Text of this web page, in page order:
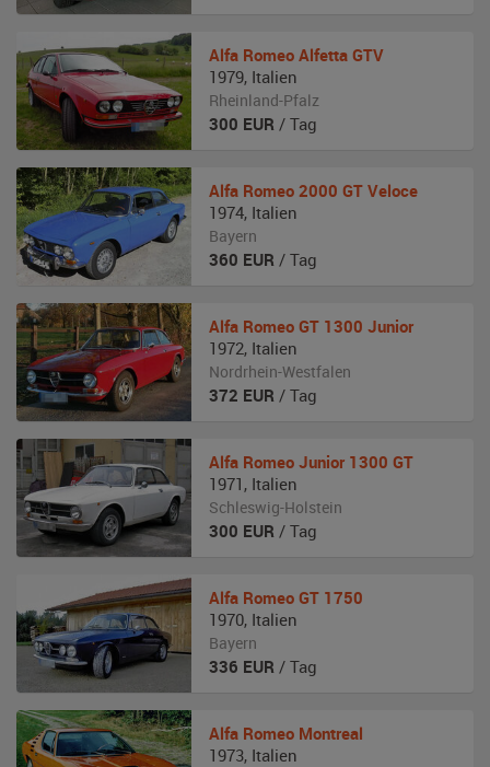
Alfa Romeo Alfetta GTV
1979, Italien
Rheinland-Pfalz
300 EUR / Tag
Alfa Romeo 2000 GT Veloce
1974, Italien
Bayern
360 EUR / Tag
Alfa Romeo GT 1300 Junior
1972, Italien
Nordrhein-Westfalen
372 EUR / Tag
Alfa Romeo Junior 1300 GT
1971 , Italien
Schleswig-Holstein
300 EUR / Tag
Alfa Romeo GT 1750
1970, Italien
Bayern
336 EUR / Tag
Alfa Romeo Montreal
1973, Italien